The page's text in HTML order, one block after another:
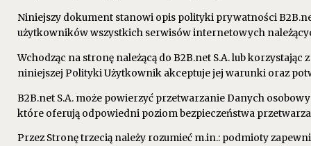
Niniejszy dokument stanowi opis polityki prywatności
użytkowników wszystkich serwisów internetowych
Wchodząc na stronę należącą do B2B.net S.A. lub
niniejszej Polityki Użytkownik akceptuje jej warunki oraz
B2B.net S.A. może powierzyć przetwarzanie Danych
które oferują odpowiedni poziom bezpieczeństwa
Przez Stronę trzecią należy rozumieć m.in.: podmioty